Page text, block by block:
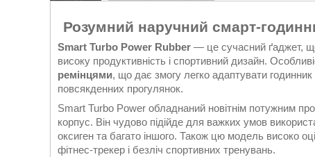
Розумний наручний смарт-
Smart Turbo Power Rubber — це сучасний ґаджет, що
високу продуктивність і спортивний дизайн.
ремінцями, що дає змогу легко адаптувати
повсякденних прогулянок.
Smart Turbo Power обладнаний новітнім потужним
корпус. Він чудово підійде для важких умов
оксиген та багато іншого. Також цю модель високо
фітнес-трекер і безліч спортивних тренувань.